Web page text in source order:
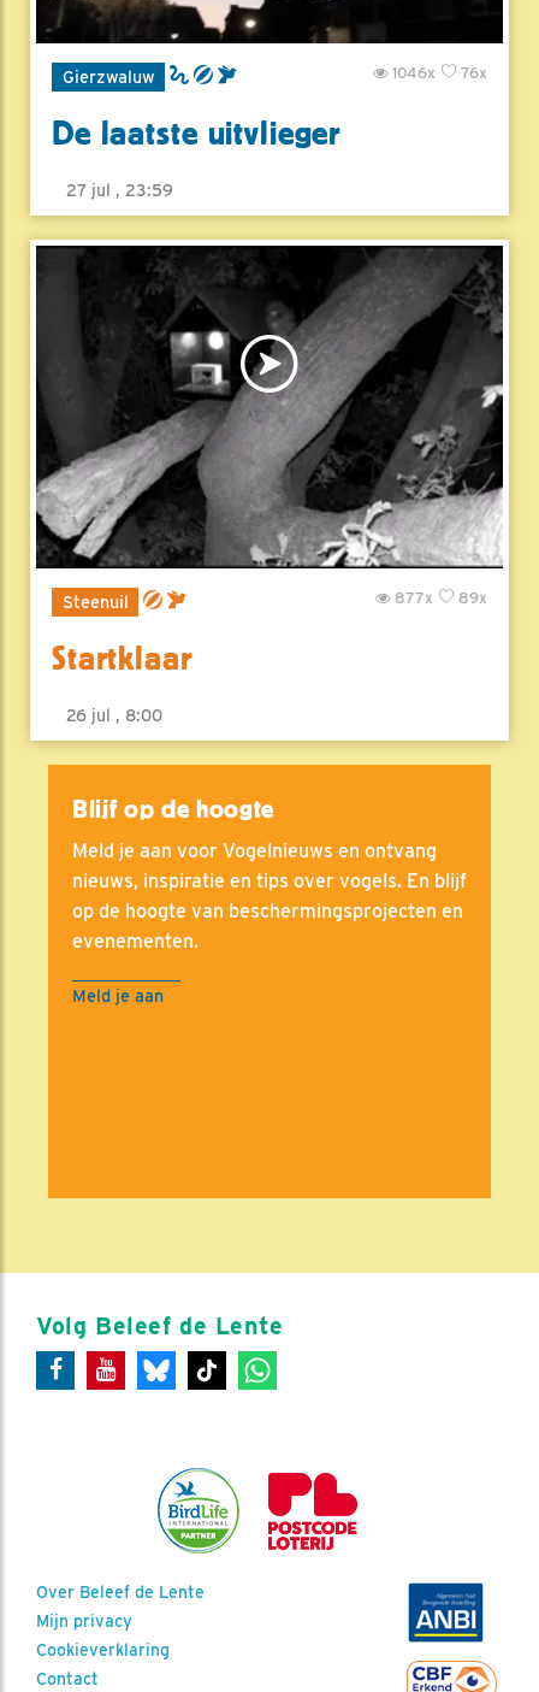
Gierzwaluw 76x
1046x
De laatste uitvlieger
27 jul , 23:59
Steenuil 89x
877x
Startklaar
26 jul , 8:00
Blijf op de hoogte
Meld je aan voor Vogelnieuws en ontvang
nieuws, inspiratie en tips over vogels. En blijf
op de hoogte van beschermingsprojecten en
evenementen.
Meld je aan
Volg Beleef de Lente
Over Beleef de Lente
Mijn privacy
Cookieverklaring
Contact